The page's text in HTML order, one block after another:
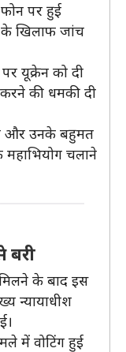
फोन पर हुई
के खिलाफ जांच
यूक्रेन को दी
की धमकी दी
और उनके बहुमत
महाभियोग चलाने
बरी
के बाद इस
न्यायाधीश
में वोटिंग हुई